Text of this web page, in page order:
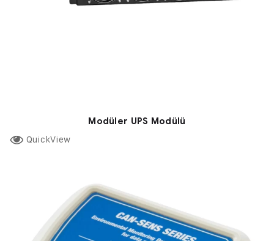
Modüler UPS Modülü
QuickView